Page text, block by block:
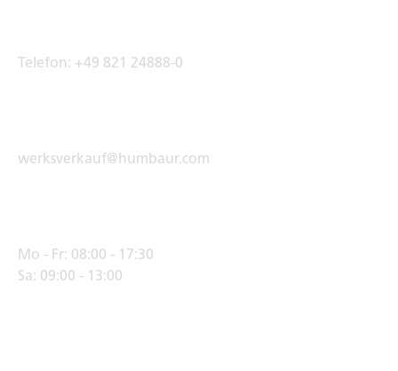
Telefon: +49 821 24888-0
werksverkauf@humbaur.com
Mo - Fr: 08:00 - 17:30
Sa: 09:00 - 13:00